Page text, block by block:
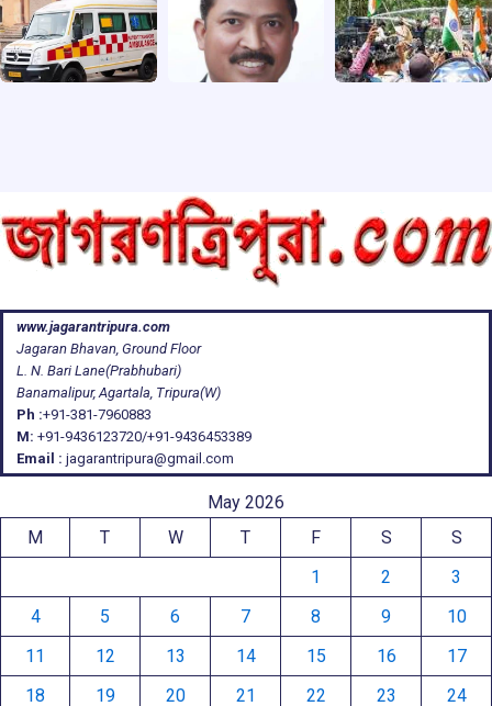
www.jagarantripura.com
Jagaran Bhavan, Ground Floor
L. N. Bari Lane(Prabhubari)
Banamalipur, Agartala, Tripura(W)
Ph :+91-381-7960883
M: +91-9436123720/+91-9436453389
Email : jagarantripura@gmail.com
May 2026
M
T W T F S
S
1
2
3
4
5 6 7 8 9
10
11
12 13 14 15 16
17
18
19 20 21 22 23 24